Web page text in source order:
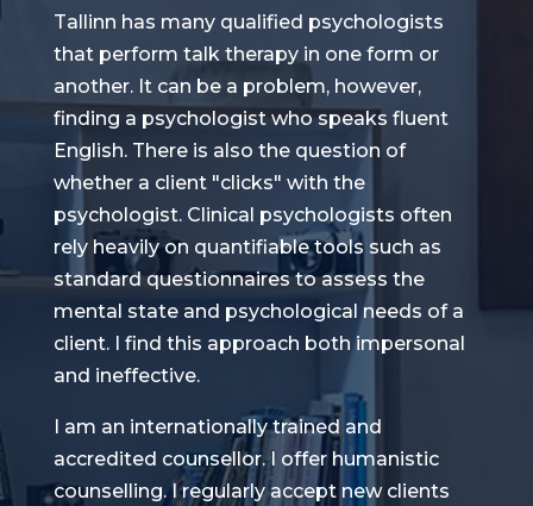
Tallinn has many qualified psychologists
that perform talk therapy in one form or
another. It can be a problem, however,
finding a psychologist who speaks fluent
English. There is also the question of
whether a client "clicks" with the
psychologist. Clinical psychologists often
rely heavily on quantifiable tools such as
standard questionnaires to assess the
mental state and psychological needs of a
client. I find this approach both impersonal
and ineffective.
I am an internationally trained and
accredited counsellor. I offer humanistic
counselling. I regularly accept new clients